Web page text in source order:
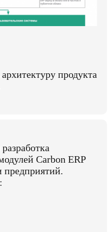
архитектуру продукта
Carbon ERP
предприятий.